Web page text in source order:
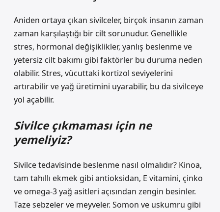
Aniden ortaya çıkan sivilceler, birçok insanın zaman
zaman karşılaştığı bir cilt sorunudur. Genellikle
stres, hormonal değişiklikler, yanlış beslenme ve
yetersiz cilt bakımı gibi faktörler bu duruma neden
olabilir. Stres, vücuttaki kortizol seviyelerini
artırabilir ve yağ üretimini uyarabilir, bu da sivilceye
yol açabilir.
Sivilce çıkmaması için ne
yemeliyiz?
Sivilce tedavisinde beslenme nasıl olmalıdır? Kinoa,
tam tahıllı ekmek gibi antioksidan, E vitamini, çinko
ve omega-3 yağ asitleri açısından zengin besinler.
Taze sebzeler ve meyveler. Somon ve uskumru gibi